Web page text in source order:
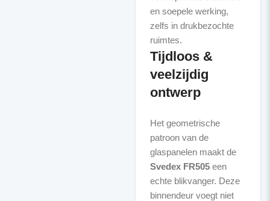
en soepele werking,
zelfs in drukbezochte
Tijdloos &
veelzijdig
ontwerp
Het geometrische
patroon van de
glaspanelen maakt de
Svedex FR505een
echte blikvanger. Deze
binnendeur voegt niet